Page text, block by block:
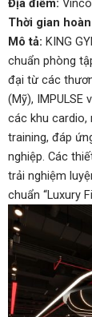
Địa điểm:
Thời gian
Mô tả: KING
chuẩn phòng
đại từ các
(Mỹ), IMPULSE
các khu
training, đáp
nghiệp. Các
trải nghiệm
chuẩn “Luxury